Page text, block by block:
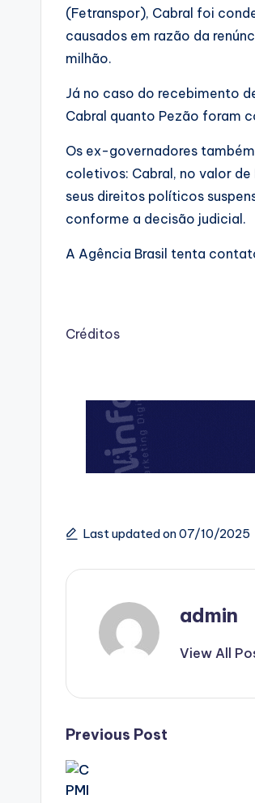
(Fetranspor), Cabral foi
causados em razão da
milhão.
Já no caso do recebimento
Cabral quanto Pezão foram
Os ex-governadores
coletivos: Cabral, no valor de
seus direitos políticos
conforme a decisão judicial.
A Agência Brasil tenta
Créditos
Last updated on 07/10/2025
admin
View All
Post
navigation
Previous Post